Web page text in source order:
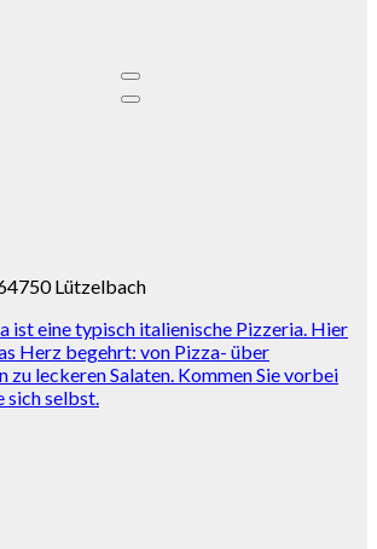
Lützelbach
ist eine typisch italienische Pizzeria. Hier
Herz begehrt: von Pizza- über
zu leckeren Salaten. Kommen Sie vorbei
sich selbst.